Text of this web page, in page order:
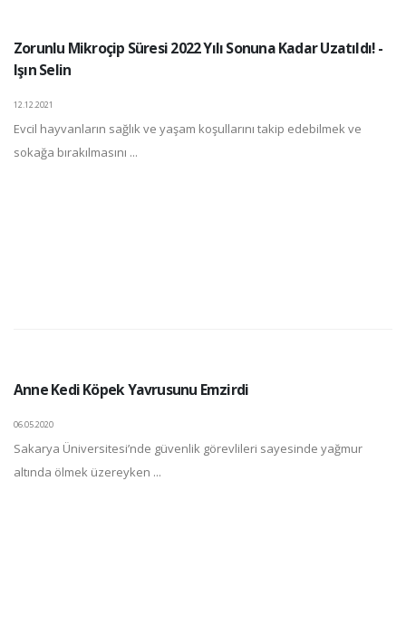
Zorunlu Mikroçip Süresi 2022 Yılı Sonuna Kadar Uzatıldı! -
Işın Selin
12.12.2021
Evcil hayvanların sağlık ve yaşam koşullarını takip edebilmek ve
sokağa bırakılmasını ...
Anne Kedi Köpek Yavrusunu Emzirdi
06.05.2020
Sakarya Üniversitesi’nde güvenlik görevlileri sayesinde yağmur
altında ölmek üzereyken ...